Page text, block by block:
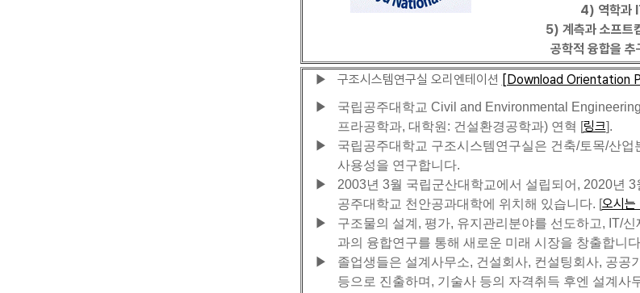
4) 역학과
5) 계측과 소프트
공학적 융합을 추
▶ 구조시스템연구실 오리엔테이션 [Download Orientation
▶
국립공주대학교 Civil and Environmental
프라공학과, 대학원: 건설환경공학과) 연혁 [링크].
▶
국립공주대학교 구조시스템연구실은 건축/토목/산업
사용성을 연구합니다.
▶
2003년 3월 국립군산대학교에서 설립되어, 2020년 3
공주대학교 천안공과대학에 위치해 있습니다. [오시는
▶
구조물의 설계, 평가, 유지관리분야를 선도하고, IT/
과의 융합연구를 통해 새로운 미래 시장을 창출합니
▶
졸업생들은 설계사무소, 건설회사, 컨설팅회사, 공공
등으로 진출하며, 기술사 등의 자격취득 후엔 설계사